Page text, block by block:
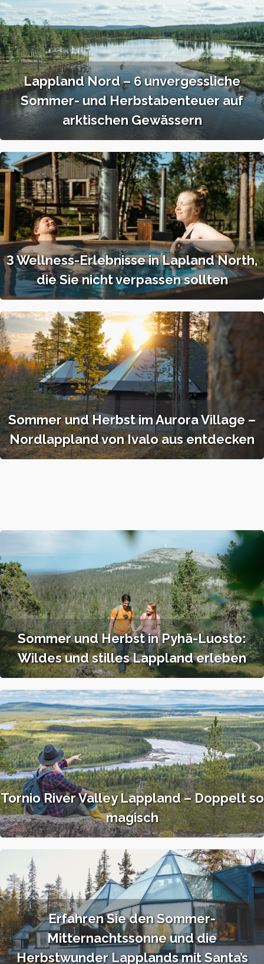
Lappland Nord – 6 unvergessliche
Sommer- und Herbstabenteuer auf
arktischen Gewässern
3 Wellness-Erlebnisse in Lapland North,
die Sie nicht verpassen sollten
Sommer und Herbst im Aurora Village –
Nordlappland von Ivalo aus entdecken
Sommer und Herbst in Pyhä-Luosto:
Wildes und stilles Lappland erleben
Tornio River Valley Lappland – Doppelt so
magisch
Erfahren Sie den Sommer-
Mitternachtssonne und die
Herbstwunder Lapplands mit Santa’s